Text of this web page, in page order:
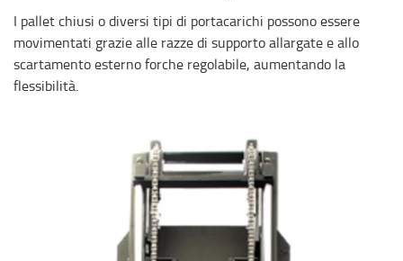
I pallet chiusi o diversi tipi di portacarichi possono essere
movimentati grazie alle razze di supporto allargate e allo
scartamento esterno forche regolabile, aumentando la
flessibilità.